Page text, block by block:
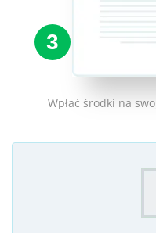
3
Wpłać środki na